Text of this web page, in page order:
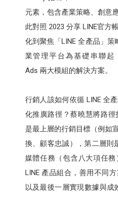
元素，包含產業策略、創意
此對照 2023 分享 LINE官方
化到聚焦「LINE 全產品」策
業管理平台為基礎串聯起
Ads 兩大模組的解決方案。
行銷人該如何依循 LINE 全
化推廣路徑？蔡曉慧將路徑
是最上層的行銷目標（例如
換、顧客忠誠），第二層則
媒體任務（包含八大項任
LINE 產品組合，善用不同
以及最後一層實現數據與成